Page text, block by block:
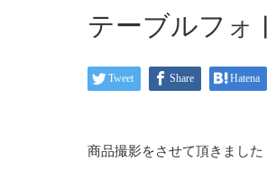
テーブルフォ
Tweet Share Hatena
商品撮影をさせて頂きました